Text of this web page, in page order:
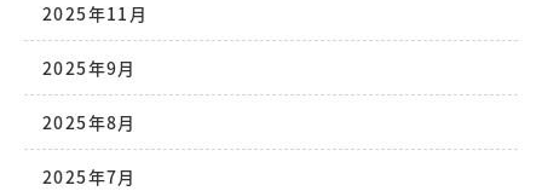
2025年11月
2025年9月
2025年8月
2025年7月